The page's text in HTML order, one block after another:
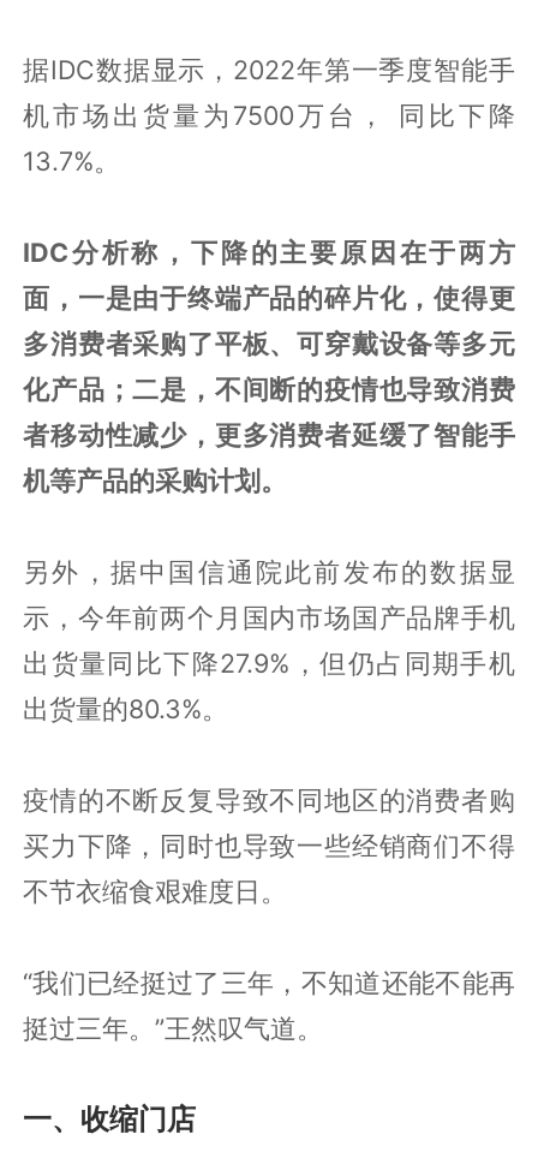
据IDC数据显示，2022年第一季度智能手
机市场出货量为7500万台， 同比下降
13.7%。
IDC分析称，下降的主要原因在于两方
面，一是由于终端产品的碎片化，使得更
多消费者采购了平板、可穿戴设备等多元
化产品；二是，不间断的疫情也导致消费
者移动性减少，更多消费者延缓了智能手
机等产品的采购计划。
另外，据中国信通院此前发布的数据显
示，今年前两个月国内市场国产品牌手机
出货量同比下降27.9%，但仍占同期手机
出货量的80.3%。
疫情的不断反复导致不同地区的消费者购
买力下降，同时也导致一些经销商们不得
不节衣缩食艰难度日。
“我们已经挺过了三年，不知道还能不能再
挺过三年。”王然叹气道。
一、收缩门店